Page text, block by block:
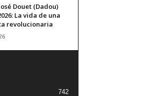
Douet (Dadou)
La vida de una
revolucionaria
742